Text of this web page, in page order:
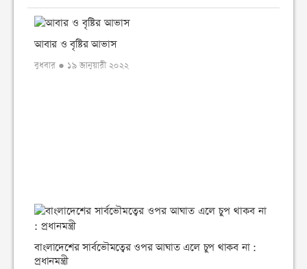
আবার ও বৃষ্টির আভাস
বুধবার ● ১৯ জানুয়ারী ২০২২
বাংলাদেশের সার্বভৌমত্বের ওপর আঘাত এলে চুপ থাকব না :
প্রধানমন্ত্রী